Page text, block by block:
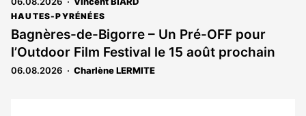
HAUTES-PYRÉNÉES
Bagnères-de-Bigorre – Un Pré-OFF pour
l’Outdoor Film Festival le 15 août prochain
06.08.2026 Charlène LERMITE